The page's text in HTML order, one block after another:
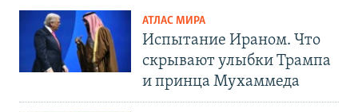
АТЛАС МИРА
Испытание Ираном. Что
скрывают улыбки Трампа
и принца Мухаммеда